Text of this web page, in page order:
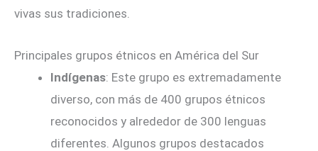
vivas sus tradiciones.
Principales grupos étnicos en América del Sur
Indígenas: Este grupo es extremadamente
diverso, con más de 400 grupos étnicos
reconocidos y alrededor de 300 lenguas
diferentes. Algunos grupos destacados